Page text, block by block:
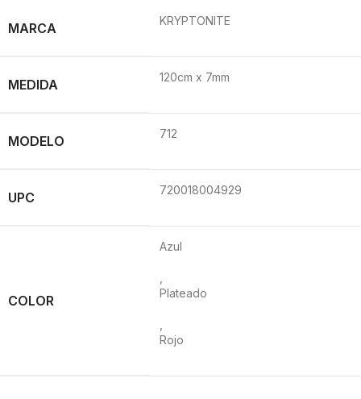
MARCA KRYPTONITE
MEDIDA 120cm x 7mm
MODELO 712
UPC 720018004929
COLOR
Azul
Plateado
Rojo